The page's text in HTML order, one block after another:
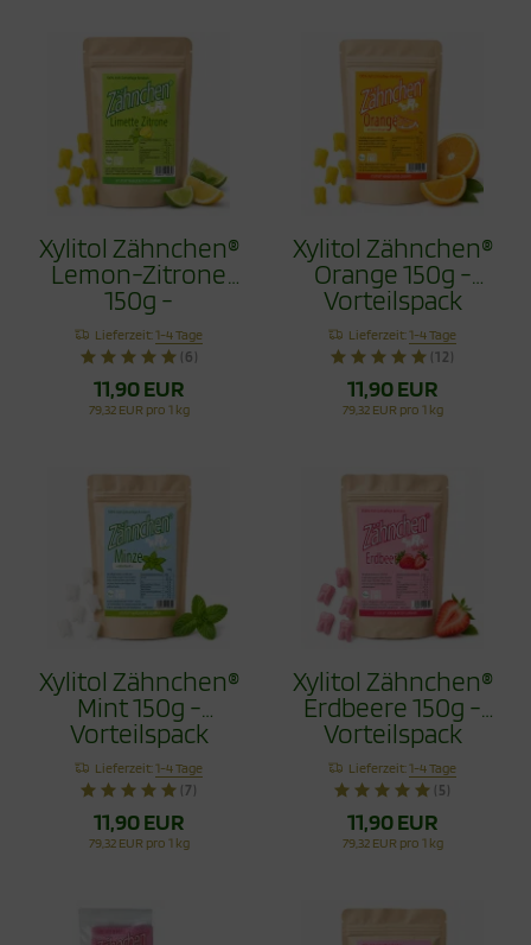
Xylitol Zähnchen®
Lemon-Zitrone
150g -
Vorteilspack
Lieferzeit:1-4 Tage
(6)
11,90 EUR
79,32 EUR pro 1 kg
Xylitol Zähnchen®
Orange 150g -
Vorteilspack
Lieferzeit:1-4 Tage
(12)
11,90 EUR
79,32 EUR pro 1 kg
Xylitol Zähnchen®
Mint 150g -
Vorteilspack
Lieferzeit:1-4 Tage
(7)
11,90 EUR
79,32 EUR pro 1 kg
Xylitol Zähnchen®
Erdbeere 150g -
Vorteilspack
Lieferzeit:1-4 Tage
(5)
11,90 EUR
79,32 EUR pro 1 kg